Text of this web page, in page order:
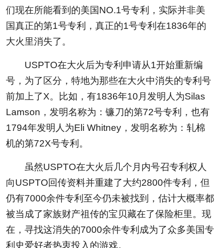
们现在所能看到的美国NO.1号专利，实际并非美
国真正的第1号专利，真正的1号专利在1836年的
大火里消失了。
USPTO在大火后为专利申请从1开始重新编
号，为了区分，特地为那些在大火中消失的专利号
前加上了X。比如，有1836年10月发明人为Silas
Lamson，发明名称为：镰刀的第72号专利，也有
1794年发明人为Eli Whitney，发明名称为：轧棉
机的第72X号专利。
虽然USPTO在大火后几个月内号召专利权人
向USPTO回传资料并重建了大约2800件专利，但
仍有7000余件专利至今仍未被找到，估计大概率都
被当成了家族财产祖传的宝贝藏在了保险柜里。现
在，寻找这消失的7000余件专利成为了众多美国专
利史爱好者热衷投入的游戏。